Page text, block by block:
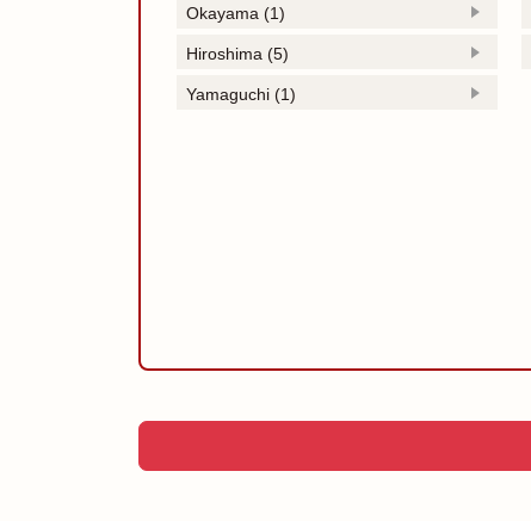
Okayama (1)
Hiroshima (5)
Yamaguchi (1)